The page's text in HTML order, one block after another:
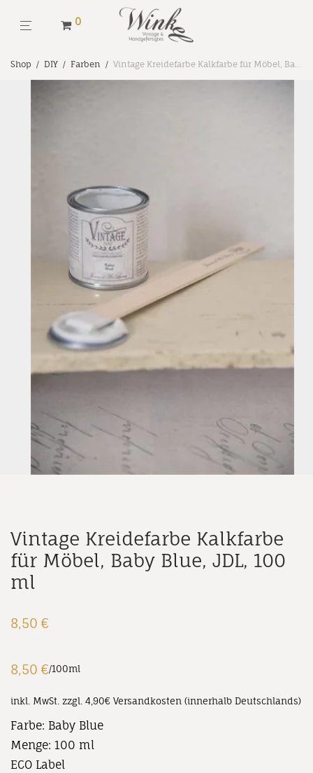
0
Shop / DIY / Farben / Vintage Kreidefarbe Kalkfarbe für Möbel, Baby Blue, JDL, 100 ml
Vintage Kreidefarbe Kalkfarbe
für Möbel, Baby Blue, JDL, 100
ml
8,50 €
8,50 €/100ml
inkl. MwSt. zzgl. 4,90€ Versandkosten (innerhalb Deutschlands)
Farbe: Baby Blue
Menge: 100 ml
ECO Label